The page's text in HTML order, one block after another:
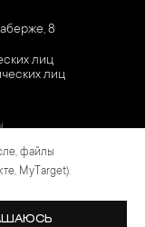
8
лиц
лиц
сайте и в розничной сети
рекламный характер и
основании п.1 ст. 437
файлы
MyTarget).